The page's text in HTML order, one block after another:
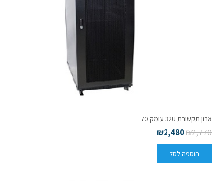
ארון תקשורת 32U עומק 70
₪2,770
₪2,480
הוספה לסל